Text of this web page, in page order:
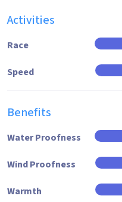
Activities
Race
Speed
Benefits
Water Proofness
Wind Proofness
Warmth